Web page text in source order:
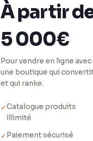
À partir
5 000€
Pour vendre en ligne avec
une boutique qui
et qui ranke.
✓Catalogue produits
illimité
✓Paiement sécurisé